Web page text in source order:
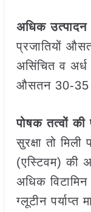
अधिक उत्पादन
प्रजातियों
असिंचित व
औसतन 30-35
पोषक तत्वों
सुरक्षा तो
(एस्टिवम) की
अधिक विटामिन
ग्लूटीन पर्याप्त